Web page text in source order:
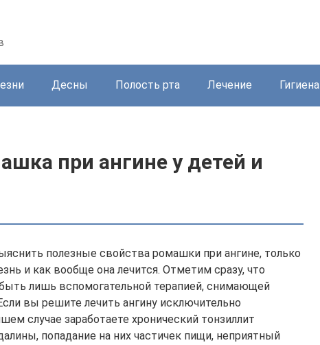
Десны Полость рта Лечение Гигиена
при ангине у детей и
полезные свойства ромашки при ангине, только
и как вообще она лечится. Отметим сразу, что
лишь вспомогательной терапией, снимающей
вы решите лечить ангину исключительно
случае заработаете хронический тонзиллит
попадание на них частичек пищи, неприятный